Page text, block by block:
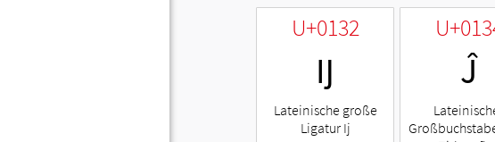
U+0132
Ĳ
Lateinische große
Ligatur Ij
Ĵ